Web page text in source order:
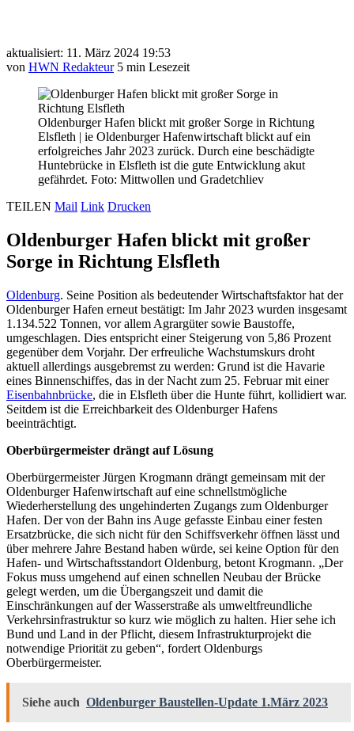
aktualisiert: 11. März 2024 19:53
von HWN Redakteur 5 min Lesezeit
Oldenburger Hafen blickt mit großer Sorge in Richtung
Elsfleth | ie Oldenburger Hafenwirtschaft blickt auf ein
erfolgreiches Jahr 2023 zurück. Durch eine beschädigte
Huntebrücke in Elsfleth ist die gute Entwicklung akut
gefährdet. Foto: Mittwollen und Gradetchliev
TEILEN Mail Link Drucken
Oldenburger Hafen blickt mit großer
Sorge in Richtung Elsfleth
Oldenburg. Seine Position als bedeutender Wirtschaftsfaktor hat der
Oldenburger Hafen erneut bestätigt: Im Jahr 2023 wurden insgesamt
1.134.522 Tonnen, vor allem Agrargüter sowie Baustoffe,
umgeschlagen. Dies entspricht einer Steigerung von 5,86 Prozent
gegenüber dem Vorjahr. Der erfreuliche Wachstumskurs droht
aktuell allerdings ausgebremst zu werden: Grund ist die Havarie
eines Binnenschiffes, das in der Nacht zum 25. Februar mit einer
Eisenbahnbrücke, die in Elsfleth über die Hunte führt, kollidiert war.
Seitdem ist die Erreichbarkeit des Oldenburger Hafens
beeinträchtigt.
Oberbürgermeister drängt auf Lösung
Oberbürgermeister Jürgen Krogmann drängt gemeinsam mit der
Oldenburger Hafenwirtschaft auf eine schnellstmögliche
Wiederherstellung des ungehinderten Zugangs zum Oldenburger
Hafen. Der von der Bahn ins Auge gefasste Einbau einer festen
Ersatzbrücke, die sich nicht für den Schiffsverkehr öffnen lässt und
über mehrere Jahre Bestand haben würde, sei keine Option für den
Hafen- und Wirtschaftsstandort Oldenburg, betont Krogmann. „Der
Fokus muss umgehend auf einen schnellen Neubau der Brücke
gelegt werden, um die Übergangszeit und damit die
Einschränkungen auf der Wasserstraße als umweltfreundliche
Verkehrsinfrastruktur so kurz wie möglich zu halten. Hier sehe ich
Bund und Land in der Pflicht, diesem Infrastrukturprojekt die
notwendige Priorität zu geben“, fordert Oldenburgs
Oberbürgermeister.
Siehe auch Oldenburger Baustellen-Update 1.März 2023